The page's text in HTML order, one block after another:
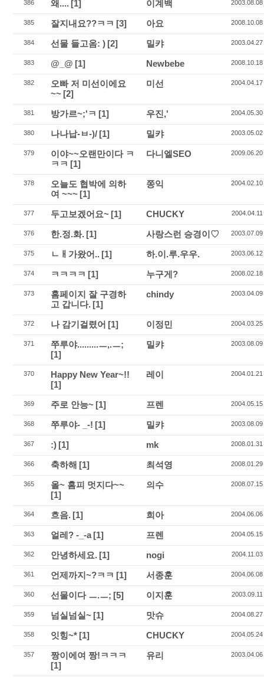
386 왜.... [1] 이계백 2003.08.08
385 잘지내요??ㅋㅋ [3] 아요 2008.10.08
384 선물 들고옴: ) [2] 밀캬 2003.04.27
383 @_@ [1] Newbebe 2008.10.18
382
오빠 저 미선이에요
~~ [2]
미선 2004.04.17
381 방가르~;'ㅋ [1] 우진,' 2004.05.30
380 나나납-ㅂ-)/ [1] 밀캬 2003.05.02
379
이야~~오랜만이다 ㅋ
ㅋㅋ [1]
다니엘SEO 2009.06.20
378
오늘도 협박에 의하
여 ~~~ [1]
쫑익 2004.02.10
377 두고보겠어요~ [1] CHUCKY 2004.04.11
376 한.정.화. [1] 사랑스런 승경이♡ 2003.07.09
375 ㄴㅐ가왔어.. [1] 하.이.루.우우. 2003.06.12
374 ㅋㅋㅋㅋ [1] 누구게? 2008.02.18
373
홈페이지 잘 구경하
고 갑니다. [1]
chindy 2003.04.09
372 나 감기걸렸어 [1] 이정민 2004.03.25
371
쭈루야.........ㅡ,.ㅡ;
[1]
밀캬 2003.08.09
370
Happy New Year~!!
[1]
레이 2004.01.21
369 주로 안능~ [1] 프렌 2004.05.15
368 쭈루야- _-! [1] 밀캬 2003.08.09
367 :) [1] mk 2008.01.31
366 축하해 [1] 최석영 2008.01.29
365
올~ 홈피 멋지다~~
[1]
의수 2008.07.15
364 흐음. [1] 희아 2004.06.06
363 얼레? -_-a[1] 프렌 2004.05.15
362 안녕하세요. [1] nogi 2004.11.03
361 언제까지~?ㅋㅋ [1] 서종훈 2004.06.08
360 선물이다 ㅡ.ㅡ; [5] 이지훈 2003.09.11
359 넘실넘실~ [1] 맛슈 2004.08.27
358 잇힝~* [1] CHUCKY 2004.05.24
357
짱이에여 짱!ㅋㅋㅋ
[1]
유리 2003.04.06